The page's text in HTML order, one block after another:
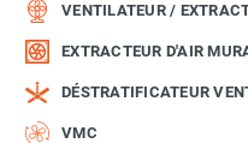
VENTILATEUR /
EXTRACTEUR D'AIR
DÉSTRATIFICATEUR
VMC